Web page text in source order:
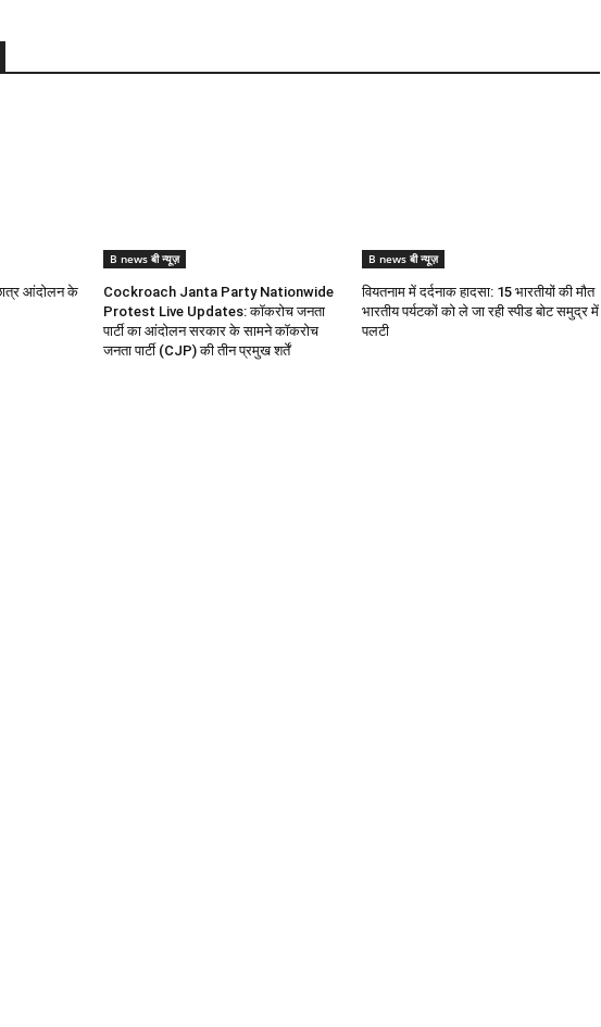
छात्र आंदोलन के
B news बी न्यूज़
Cockroach Janta Party Nationwide
Protest Live Updates: कॉकरोच जनता
पार्टी का आंदोलन सरकार के सामने कॉकरोच
जनता पार्टी (CJP) की तीन प्रमुख शर्तें
B news बी न्यूज़
वियतनाम में दर्दनाक हादसा: 15 भारतीयों की मौत
भारतीय पर्यटकों को ले जा रही स्पीड बोट समुद्र में
पलटी